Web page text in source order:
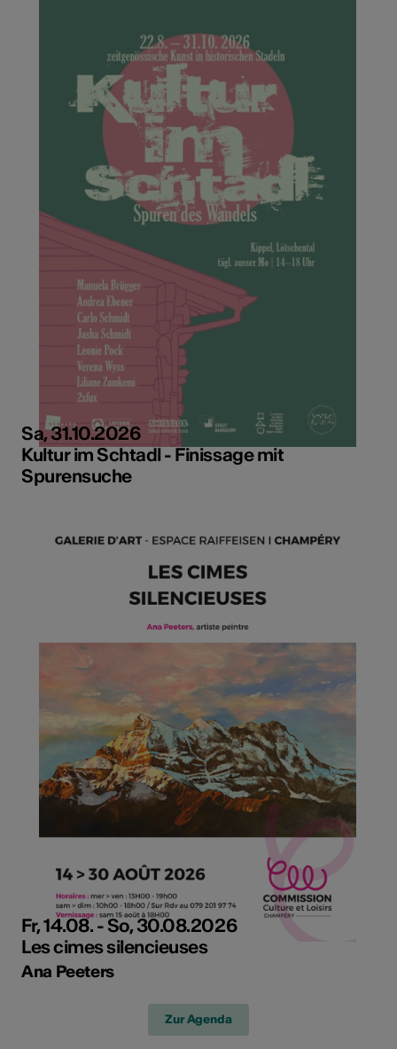
Sa, 31.10.2026
Kultur im Schtadl - Finissage mit
Spurensuche
Fr, 14.08. - So, 30.08.2026
Les cimes silencieuses
Ana Peeters
Zur Agenda